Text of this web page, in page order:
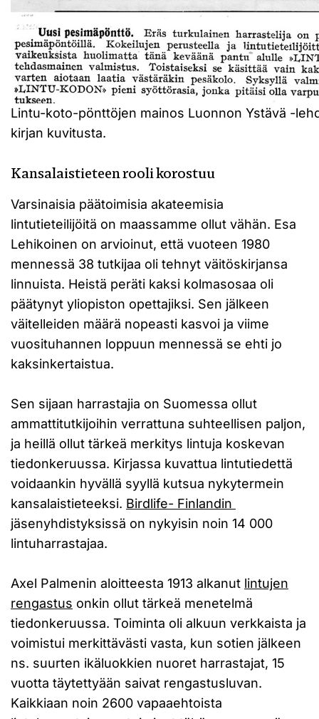
Lintu-koto-pönttöjen mainos Luonnon Ystävä -
kirjan kuvitusta.
Kansalaistieteen rooli korostuu
Varsinaisia päätoimisia akateemisia
lintutieteilijöitä on maassamme ollut vähän. Esa
Lehikoinen on arvioinut, että vuoteen 1980
mennessä 38 tutkijaa oli tehnyt väitöskirjansa
linnuista. Heistä peräti kaksi kolmasosaa oli
päätynyt yliopiston opettajiksi. Sen jälkeen
väitelleiden määrä nopeasti kasvoi ja viime
vuosituhannen loppuun mennessä se ehti jo
kaksinkertaistua.
Sen sijaan harrastajia on Suomessa ollut
ammattitutkijoihin verrattuna suhteellisen paljon,
ja heillä ollut tärkeä merkitys lintuja koskevan
tiedonkeruussa. Kirjassa kuvattua lintutiedettä
voidaankin hyvällä syyllä kutsua nykytermein
kansalaistieteeksi. Birdlife- Finlandin
jäsenyhdistyksissä on nykyisin noin 14 000
lintuharrastajaa.
Axel Palmenin aloitteesta 1913 alkanut lintujen
rengastus onkin ollut tärkeä menetelmä
tiedonkeruussa. Toiminta oli alkuun verkkaista ja
voimistui merkittävästi vasta, kun sotien jälkeen
ns. suurten ikäluokkien nuoret harrastajat, 15
vuotta täytettyään saivat rengastusluvan.
Kaikkiaan noin 2600 vapaaehtoista